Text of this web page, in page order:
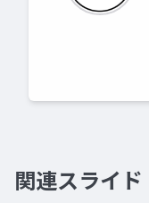
関連スライド